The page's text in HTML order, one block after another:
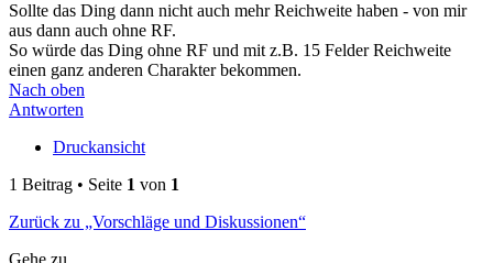
Sollte das Ding dann nicht auch mehr Reichweite haben - von mir
aus dann auch ohne RF.
So würde das Ding ohne RF und mit z.B. 15 Felder Reichweite
einen ganz anderen Charakter bekommen.
Nach oben
Antworten
Druckansicht
1 Beitrag • Seite 1 von 1
Zurück zu „Vorschläge und Diskussionen“